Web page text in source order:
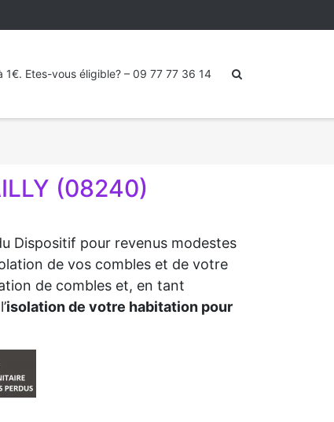
1€. Etes-vous éligible? – 09 77 77 36 14
(08240)
Dispositif pour revenus modestes
de vos combles et de votre
de combles et, en tant
isolation de votre habitation pour